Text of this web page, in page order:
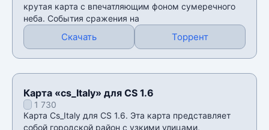
крутая карта с впечатляющим фоном сумеречного
неба. События сражения на
Скачать Торрент
Карта «cs_Italy» для CS 1.6
1 730
Карта Cs_Italy для CS 1.6. Эта карта представляет
собой городской район с узкими улицами,